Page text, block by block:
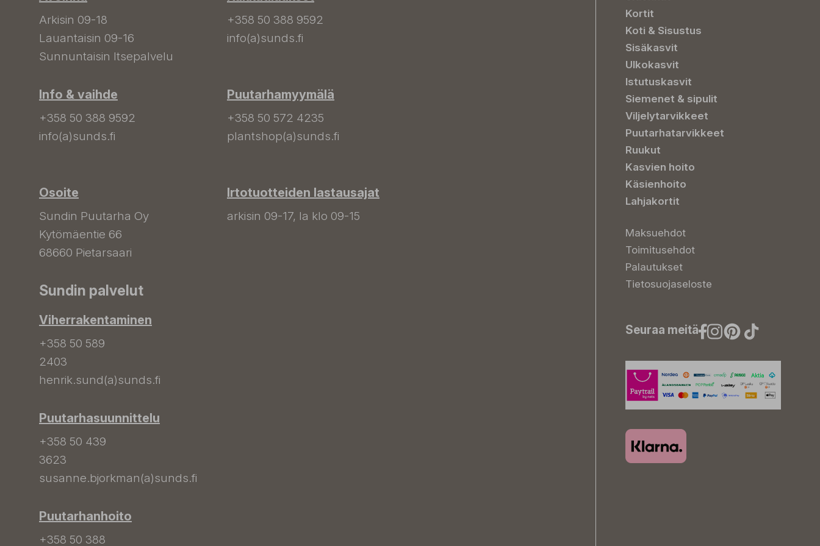
Arkisin 09-18
Lauantaisin 09-16
Sunnuntaisin Itsepalvelu
Info & vaihde
+358 50 388 9592
info(a)sunds.fi
Osoite
Sundin Puutarha Oy
Kytömäentie 66
68660 Pietarsaari
+358 50 388 9592
info(a)sunds.fi
Puutarhamyymälä
+358 50 572 4235
plantshop(a)sunds.fi
Irtotuotteiden lastausajat
arkisin 09-17, la klo 09-15
Sundin palvelut
Viherrakentaminen
+358 50 589
2403
henrik.sund(a)sunds.fi
Puutarhasuunnittelu
+358 50 439
3623
susanne.bjorkman(a)sunds.fi
Puutarhanhoito
+358 50 388
Kortit
Koti & Sisustus
Sisäkasvit
Ulkokasvit
Istutuskasvit
Siemenet & sipulit
Viljelytarvikkeet
Puutarhatarvikkeet
Ruukut
Kasvien hoito
Käsienhoito
Lahjakortit
Maksuehdot
Toimitusehdot
Palautukset
Tietosuojaseloste
Seuraa meitä